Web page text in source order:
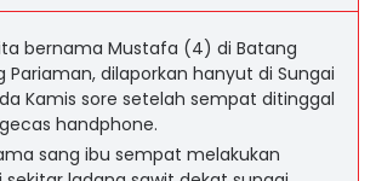
bernama Mustafa (4) di Batang
Pariaman, dilaporkan hanyut di Sungai
Kamis sore setelah sempat ditinggal
handphone.
sang ibu sempat melakukan